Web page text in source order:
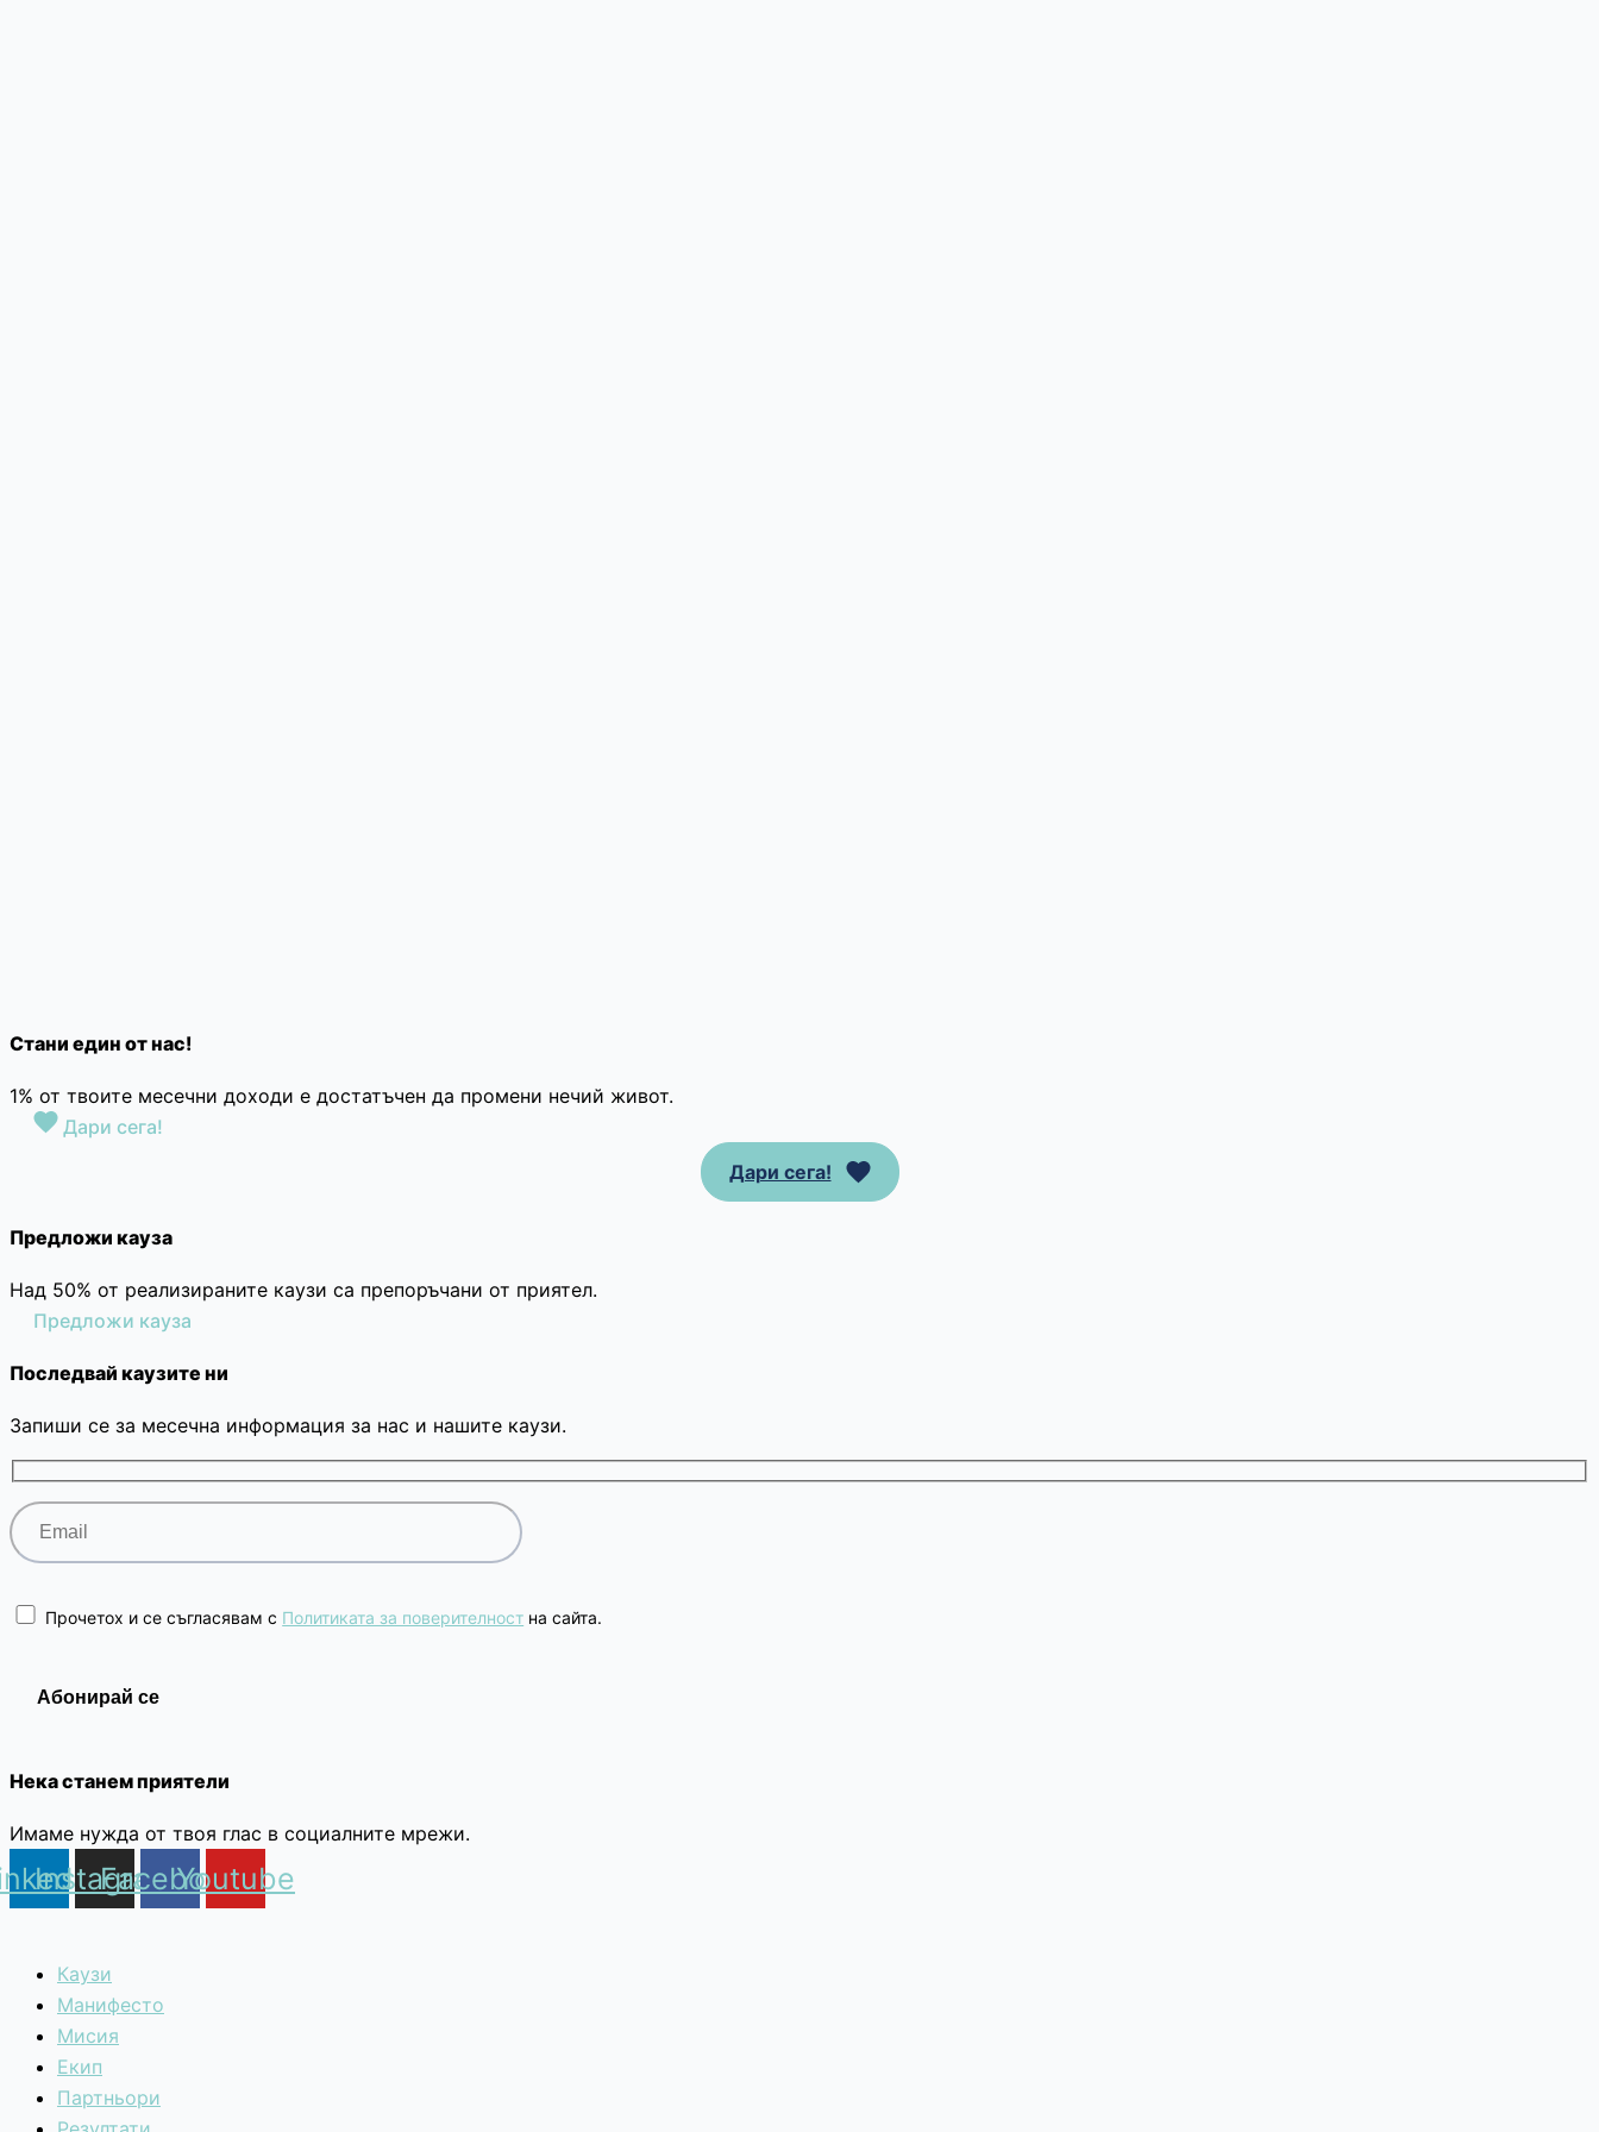
Стани един от нас!
1% от твоите месечни доходи е достатъчен да промени нечий живот.
Дари сега!
Дари сега!
Предложи кауза
Над 50% от реализираните каузи са препоръчани от приятел.
Предложи кауза
Последвай каузите ни
Запиши се за месечна информация за нас и нашите каузи.
Прочетох и се съгласявам с Политиката за поверителност на сайта.
Нека станем приятели
Имаме нужда от твоя глас в социалните мрежи.
Instagram
Facebook
Youtube
Каузи
Манифесто
Мисия
Екип
Партньори